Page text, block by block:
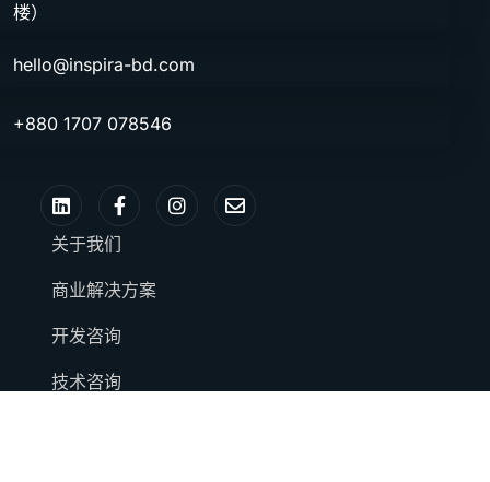
楼）
hello@inspira-bd.com
+880 1707 078546
关于我们
商业解决方案
开发咨询
技术咨询